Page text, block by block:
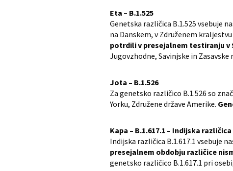
Eta – B.1.525
Genetska različica B.1.525 vsebuje
na Danskem, v Združenem
potrdili v presejalnem testiranju v
Jugovzhodne, Savinjske in Zasavske
Jota – B.1.526
Za genetsko različico B.1.526 so
Yorku, Združene države Amerike.
Kapa – B.1.617.1 – Indijska različica
Indijska različica B.1.617.1 vsebuje
presejalnem obdobju različice
genetsko različico B.1.617.1 pri